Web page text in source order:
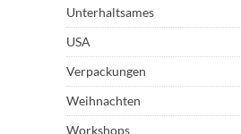
Unterhaltsames
USA
Verpackungen
Weihnachten
Workshops